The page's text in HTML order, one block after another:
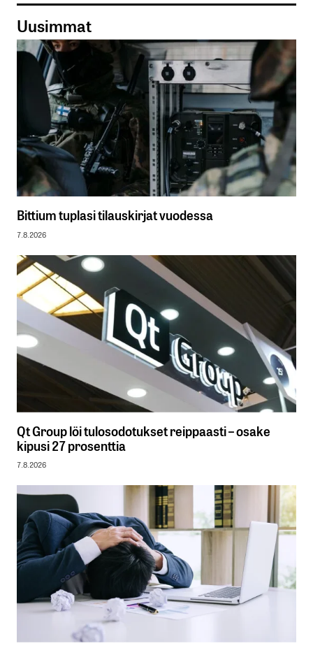
Uusimmat
Bittium tuplasi tilauskirjat vuodessa
7.8.2026
Qt Group löi tulosodotukset reippaasti – osake
kipusi 27 prosenttia
7.8.2026